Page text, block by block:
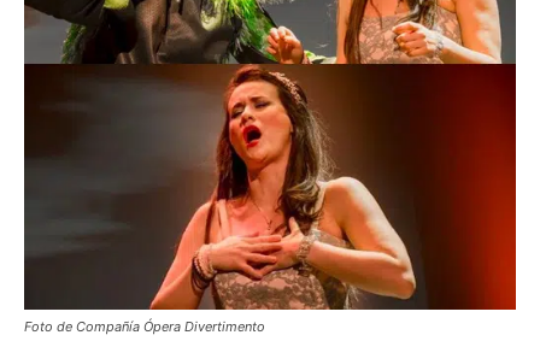
Foto de Compañía Ópera Divertimento